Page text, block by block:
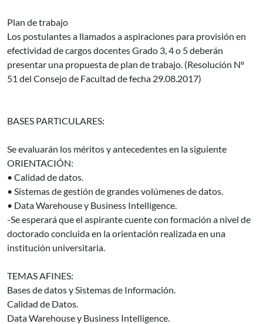
Plan de trabajo
Los postulantes a llamados a aspiraciones para provisión en
efectividad de cargos docentes Grado 3, 4 o 5 deberán
presentar una propuesta de plan de trabajo. (Resolución Nº
51 del Consejo de Facultad de fecha 29.08.2017)
BASES PARTICULARES:
Se evaluarán los méritos y antecedentes en la siguiente
ORIENTACIÓN:
• Calidad de datos.
• Sistemas de gestión de grandes volúmenes de datos.
• Data Warehouse y Business Intelligence.
-Se esperará que el aspirante cuente con formación a nivel de
doctorado concluida en la orientación realizada en una
institución universitaria.
TEMAS AFINES:
Bases de datos y Sistemas de Información.
Calidad de Datos.
Data Warehouse y Business Intelligence.